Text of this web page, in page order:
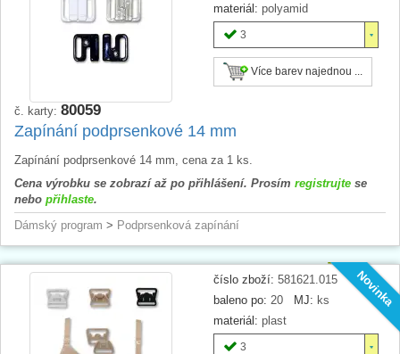
materiál: polyamid
3
Více barev najednou ...
č. karty: 80059
Zapínání podprsenkové 14 mm
Zapínání podprsenkové 14 mm, cena za 1 ks.
Cena výrobku se zobrazí až po přihlášení. Prosím registrujte se
nebo přihlaste.
Dámský program > Podprsenková zapínání
Novinka
číslo zboží: 581621.015
baleno po: 20 MJ: ks
materiál: plast
3